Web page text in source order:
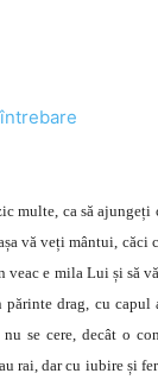
multe, ca să
vă veți mântui,
e mila Lui și să
drag, cu
nu se cere, decât o
rai, dar cu iubire și